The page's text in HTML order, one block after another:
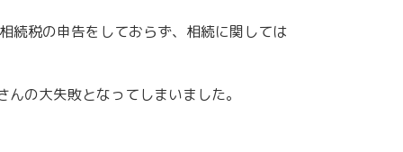
続税の申告をしておらず、相続に関しては
の大失敗となってしまいました。